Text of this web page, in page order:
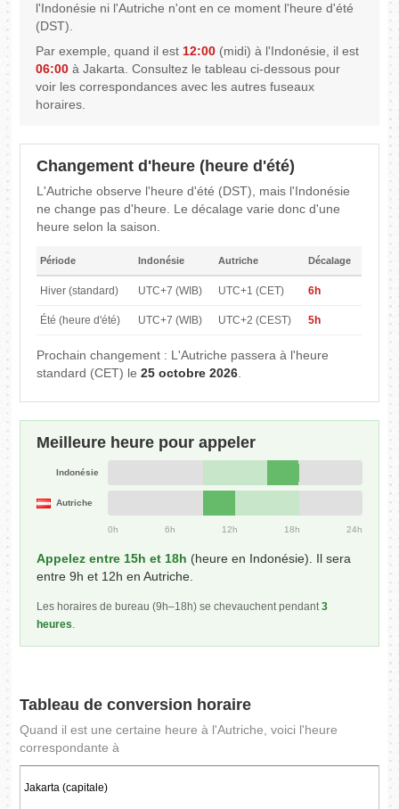
l'Indonésie ni l'Autriche n'ont en ce moment l'heure d'été
(DST).
Par exemple, quand il est12:00 (midi) à l'Indonésie, il est
06:00 à Jakarta. Consultez le tableau ci-dessous pour
voir les correspondances avec les autres fuseaux
horaires.
Changement d'heure (heure d'été)
L'Autriche observe l'heure d'été (DST), mais l'Indonésie
ne change pas d'heure. Le décalage varie donc d'une
heure selon la saison.
Période Indonésie Autriche Décalage
Hiver (standard) UTC+7 (WIB) UTC+1 (CET) 6h
Été (heure d'été) UTC+7 (WIB) UTC+2 (CEST) 5h
Prochain changement : L'Autriche passera à l'heure
standard (CET) le25 octobre 2026.
Meilleure heure pour appeler
Indonésie
Autriche
0h 6h 12h 18h 24h
Appelez entre 15h et 18h (heure en Indonésie). Il sera
entre 9h et 12h en Autriche.
Les horaires de bureau (9h–18h) se chevauchent pendant3
heures.
Tableau de conversion horaire
Quand il est une certaine heure à l'Autriche, voici l'heure
correspondante à